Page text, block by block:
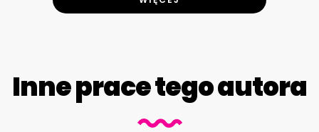
Inne prace tego autora